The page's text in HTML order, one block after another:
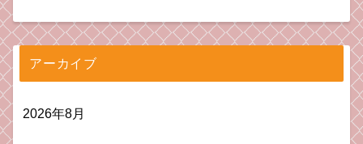
アーカイブ
2026年8月